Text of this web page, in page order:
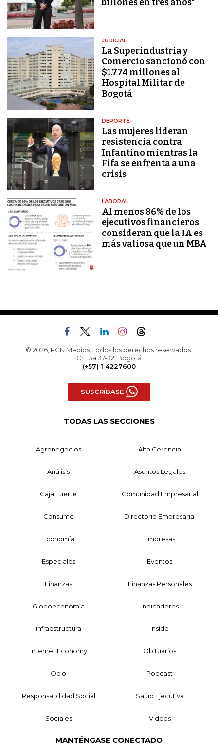
billones en tres años"
JUDICIAL
La Superindustria y
Comercio sancionó con
$1.774 millones al
Hospital Militar de
Bogotá
DEPORTE
Las mujeres lideran
resistencia contra
Infantino mientras la
Fifa se enfrenta a una
crisis
LABORAL
Al menos 86% de los
ejecutivos financieros
consideran que la IA es
más valiosa que un MBA
© 2026, RCN Medios. Todos los derechos reservados.
Cr. 13a 37-32, Bogotá
(+57) 1 4227600
SUSCRÍBASE
TODAS LAS SECCIONES
Agronegocios Alta Gerencia
Análisis Asuntos Legales
Caja Fuerte Comunidad Empresarial
Consumo Directorio Empresarial
Economía Empresas
Especiales Eventos
Finanzas Finanzas Personales
Globoeconomía Indicadores
Infraestructura Inside
Internet Economy Obituarios
Ocio Podcast
Responsabilidad Social Salud Ejecutiva
Sociales Videos
MANTÉNGASE CONECTADO